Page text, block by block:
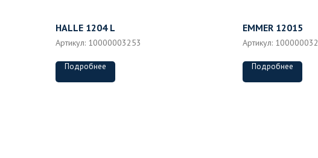
HALLE 1204 L
Артикул: 10000003253
Подробнее
EMMER 12015
Артикул:
Подробнее